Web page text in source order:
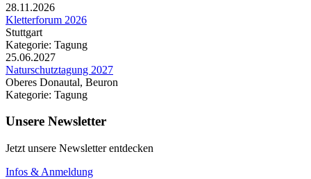
28.11.2026
Kletterforum 2026
Stuttgart
Kategorie: Tagung
25.06.2027
Naturschutztagung 2027
Oberes Donautal, Beuron
Kategorie: Tagung
Unsere Newsletter
Jetzt unsere Newsletter entdecken
Infos & Anmeldung